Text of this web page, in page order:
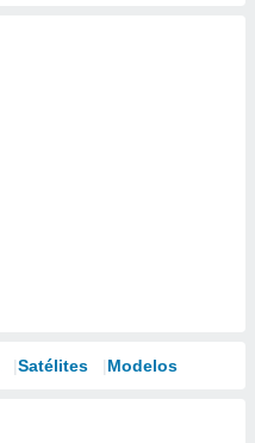
Satélites Modelos